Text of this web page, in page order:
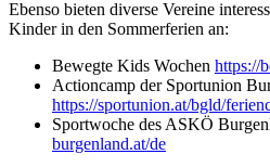
Ebenso bieten diverse Vereine
Kinder in den Sommerferien an:
Bewegte Kids Wochen https://
Actioncamp der Sportunion
https://sportunion.at/bgld/
Sportwoche des ASKÖ
burgenland.at/de